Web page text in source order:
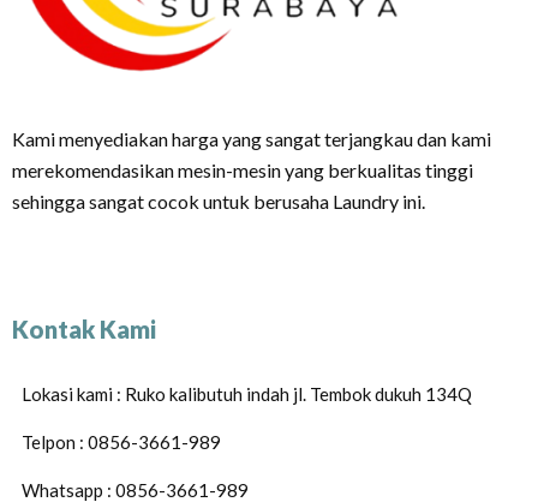
Kami menyediakan harga yang sangat terjangkau dan kami
merekomendasikan mesin-mesin yang berkualitas tinggi
sehingga sangat cocok untuk berusaha Laundry ini.
Kontak Kami
Lokasi kami : Ruko kalibutuh indah jl. Tembok dukuh 134Q
Telpon : 0856-3661-989
Whatsapp : 0856-3661-989